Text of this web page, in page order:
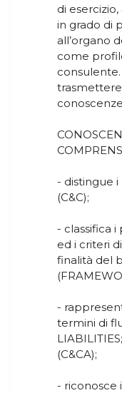
di esercizio,
in grado di
all’organo
come
- distingue i
(C&C);
- classifica
ed i criteri
finalità del
-
termini di
(C&CA);
- riconosce